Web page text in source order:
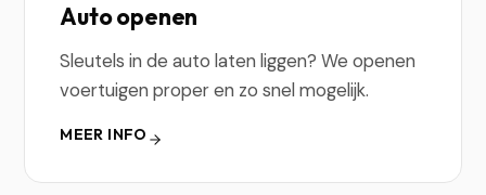
Auto openen
Sleutels in de auto laten liggen? We openen
voertuigen proper en zo snel mogelijk.
MEER INFO